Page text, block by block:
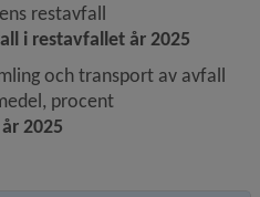
restavfall
i restavfallet år 2025
och transport av avfall
procent
2025